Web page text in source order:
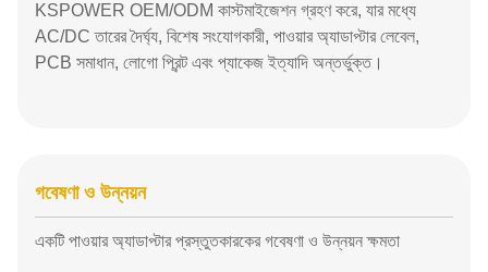
KSPOWER OEM/ODM কাস্টমাইজেশন গ্রহণ করে, যার মধ্যে
AC/DC তারের দৈর্ঘ্য, বিশেষ সংযোগকারী, পাওয়ার অ্যাডাপ্টার লেবেল,
PCB সমাধান, লোগো প্রিন্ট এবং প্যাকেজ ইত্যাদি অন্তর্ভুক্ত।
গবেষণা ও উন্নয়ন
একটি পাওয়ার অ্যাডাপ্টার প্রস্তুতকারকের গবেষণা ও উন্নয়ন ক্ষমতা